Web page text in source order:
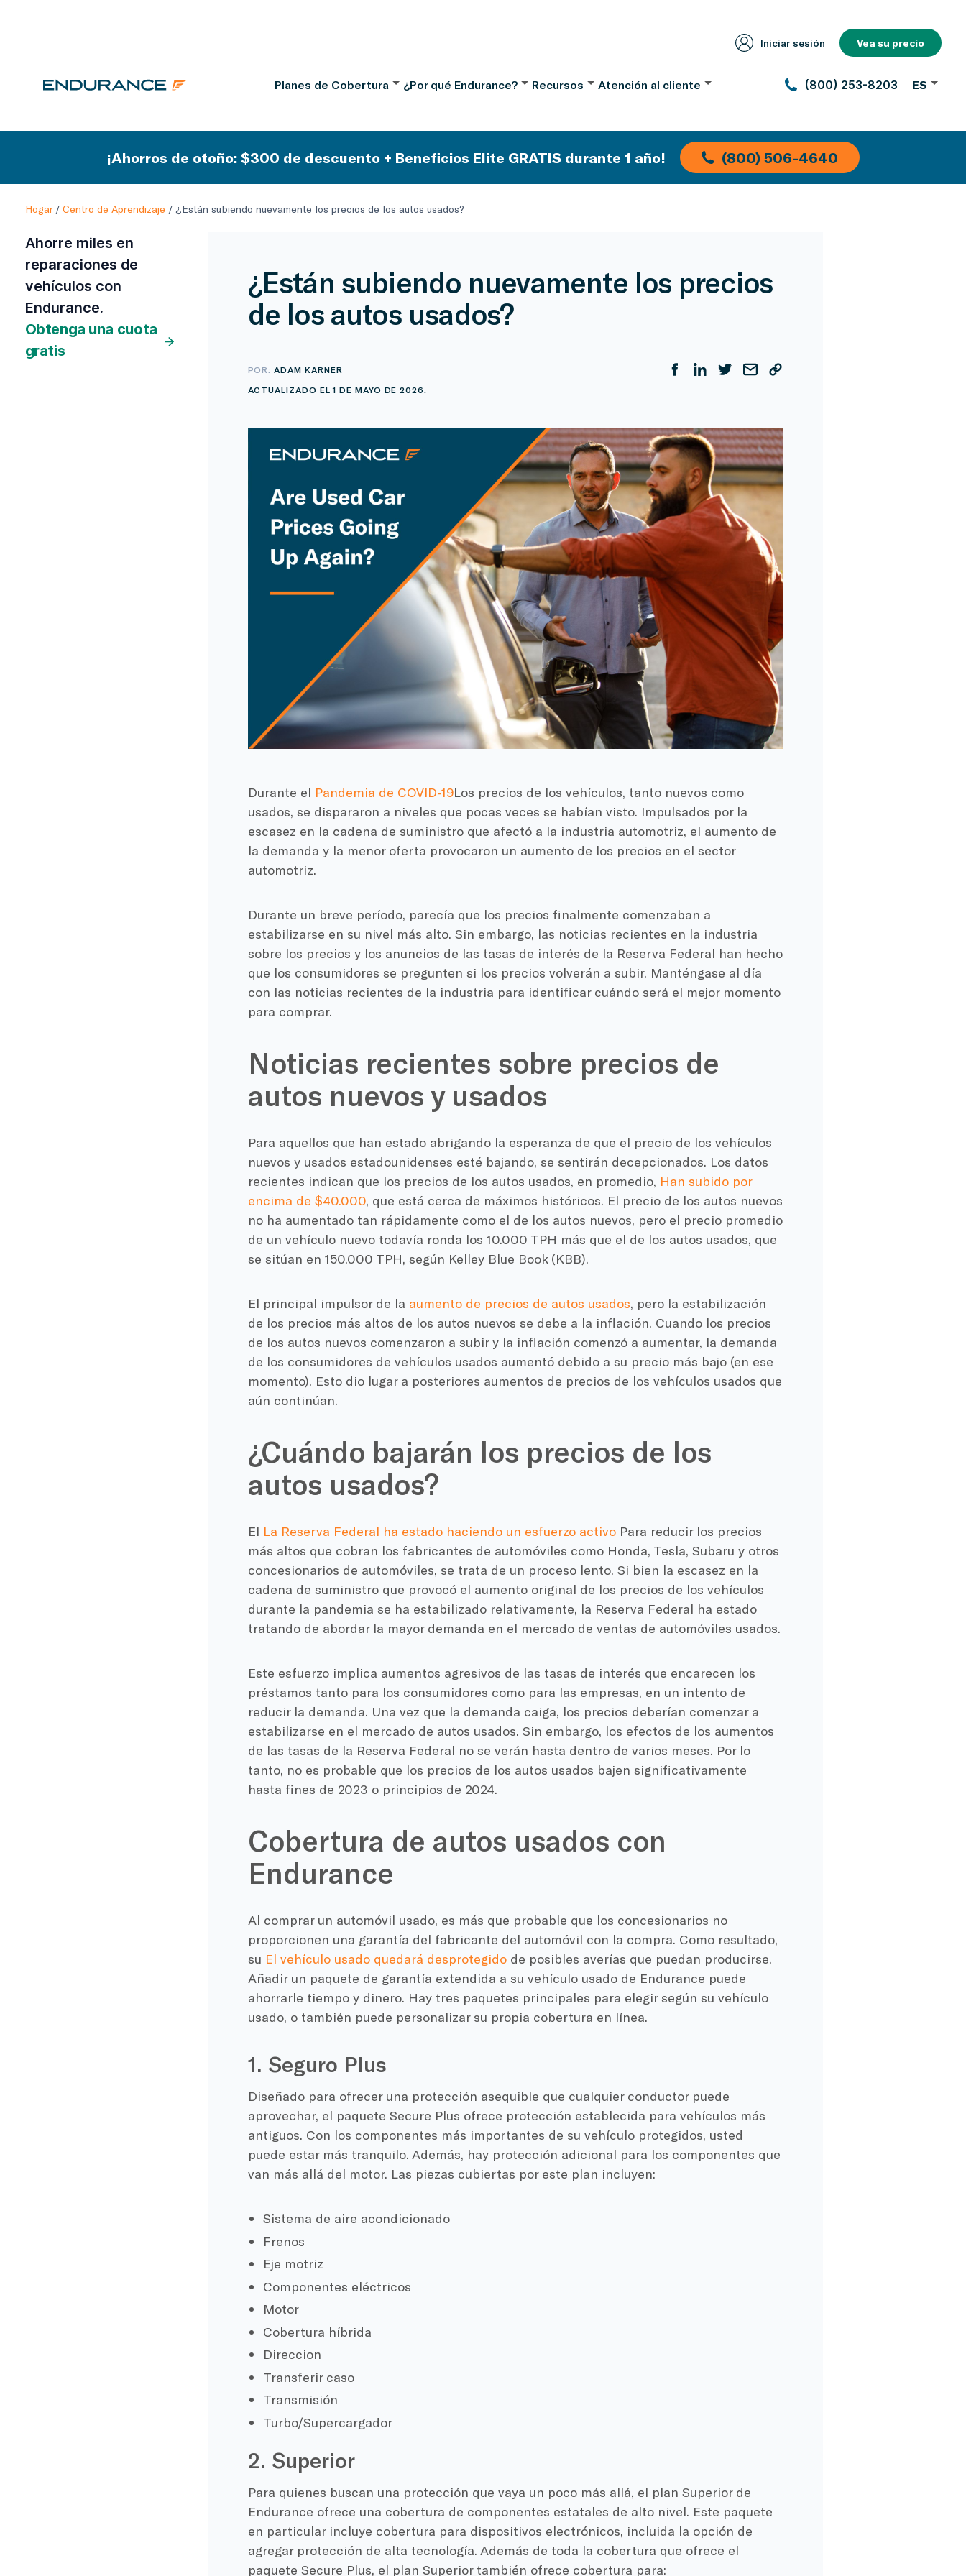
Iniciar sesión Vea su precio
Planes de Cobertura ¿Por qué Endurance? Recursos Atención al cliente (800) 253-8203 ES
¡Ahorros de otoño: $300 de descuento + Beneficios Elite GRATIS durante 1 año! (800) 506-4640
Hogar/ Centro de Aprendizaje / ¿Están subiendo nuevamente los precios de los autos usados?
Ahorre miles en
reparaciones de
vehículos con
Endurance.
Obtenga una cuota
gratis
¿Están subiendo nuevamente los precios
de los autos usados?
POR:ADAM KARNER
ACTUALIZADO EL 1 DE MAYO DE 2026.
Durante el Pandemia de COVID-19Los precios de los vehículos, tanto nuevos como
usados, se dispararon a niveles que pocas veces se habían visto. Impulsados por la
escasez en la cadena de suministro que afectó a la industria automotriz, el aumento de
la demanda y la menor oferta provocaron un aumento de los precios en el sector
automotriz.
Durante un breve período, parecía que los precios finalmente comenzaban a
estabilizarse en su nivel más alto. Sin embargo, las noticias recientes en la industria
sobre los precios y los anuncios de las tasas de interés de la Reserva Federal han hecho
que los consumidores se pregunten si los precios volverán a subir. Manténgase al día
con las noticias recientes de la industria para identificar cuándo será el mejor momento
para comprar.
Noticias recientes sobre precios de
autos nuevos y usados
Para aquellos que han estado abrigando la esperanza de que el precio de los vehículos
nuevos y usados estadounidenses esté bajando, se sentirán decepcionados. Los datos
recientes indican que los precios de los autos usados, en promedio, Han subido por
encima de $40.000, que está cerca de máximos históricos. El precio de los autos nuevos
no ha aumentado tan rápidamente como el de los autos nuevos, pero el precio promedio
de un vehículo nuevo todavía ronda los 10.000 TPH más que el de los autos usados, que
se sitúan en 150.000 TPH, según Kelley Blue Book (KBB).
El principal impulsor de la aumento de precios de autos usados, pero la estabilización
de los precios más altos de los autos nuevos se debe a la inflación. Cuando los precios
de los autos nuevos comenzaron a subir y la inflación comenzó a aumentar, la demanda
de los consumidores de vehículos usados aumentó debido a su precio más bajo (en ese
momento). Esto dio lugar a posteriores aumentos de precios de los vehículos usados que
aún continúan.
¿Cuándo bajarán los precios de los
autos usados?
El La Reserva Federal ha estado haciendo un esfuerzo activoPara reducir los precios
más altos que cobran los fabricantes de automóviles como Honda, Tesla, Subaru y otros
concesionarios de automóviles, se trata de un proceso lento. Si bien la escasez en la
cadena de suministro que provocó el aumento original de los precios de los vehículos
durante la pandemia se ha estabilizado relativamente, la Reserva Federal ha estado
tratando de abordar la mayor demanda en el mercado de ventas de automóviles usados.
Este esfuerzo implica aumentos agresivos de las tasas de interés que encarecen los
préstamos tanto para los consumidores como para las empresas, en un intento de
reducir la demanda. Una vez que la demanda caiga, los precios deberían comenzar a
estabilizarse en el mercado de autos usados. Sin embargo, los efectos de los aumentos
de las tasas de la Reserva Federal no se verán hasta dentro de varios meses. Por lo
tanto, no es probable que los precios de los autos usados bajen significativamente
hasta fines de 2023 o principios de 2024.
Cobertura de autos usados con
Endurance
Al comprar un automóvil usado, es más que probable que los concesionarios no
proporcionen una garantía del fabricante del automóvil con la compra. Como resultado,
su El vehículo usado quedará desprotegidode posibles averías que puedan producirse.
Añadir un paquete de garantía extendida a su vehículo usado de Endurance puede
ahorrarle tiempo y dinero. Hay tres paquetes principales para elegir según su vehículo
usado, o también puede personalizar su propia cobertura en línea.
1. Seguro Plus
Diseñado para ofrecer una protección asequible que cualquier conductor puede
aprovechar, el paquete Secure Plus ofrece protección establecida para vehículos más
antiguos. Con los componentes más importantes de su vehículo protegidos, usted
puede estar más tranquilo. Además, hay protección adicional para los componentes que
van más allá del motor. Las piezas cubiertas por este plan incluyen:
Sistema de aire acondicionado
Frenos
Eje motriz
Componentes eléctricos
Motor
Cobertura híbrida
Direccion
Transferir caso
Transmisión
Turbo/Supercargador
2. Superior
Para quienes buscan una protección que vaya un poco más allá, el plan Superior de
Endurance ofrece una cobertura de componentes estatales de alto nivel. Este paquete
en particular incluye cobertura para dispositivos electrónicos, incluida la opción de
agregar protección de alta tecnología. Además de toda la cobertura que ofrece el
paquete Secure Plus, el plan Superior también ofrece cobertura para: